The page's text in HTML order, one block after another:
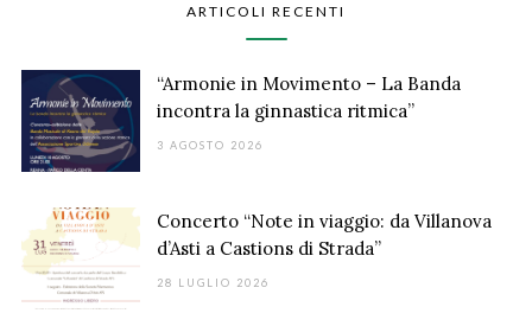
ARTICOLI RECENTI
“Armonie in Movimento – La Banda
incontra la ginnastica ritmica”
3 AGOSTO 2026
Concerto “Note in viaggio: da Villanova
d’Asti a Castions di Strada”
28 LUGLIO 2026